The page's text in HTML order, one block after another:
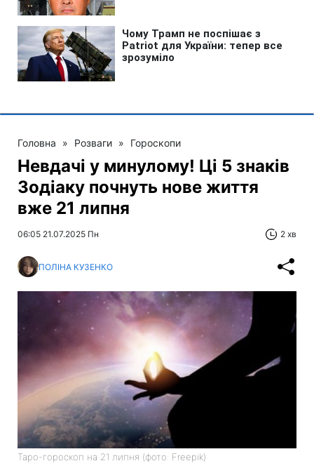
Головна » Розваги » Гороскопи
Невдачі у минулому! Ці 5 знаків
Зодіаку почнуть нове життя
вже 21 липня
06:05 21.07.2025 Пн 2 хв
ПОЛІНА КУЗЕНКО
Таро-гороскоп на 21 липня (фото: Freepik)